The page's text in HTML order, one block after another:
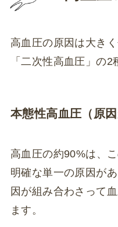
高血圧の原因は大き
「二次性高血圧」の2
本態性高血圧（原
高血圧の約90%は、
明確な単一の原因が
因が組み合わさって
ます。